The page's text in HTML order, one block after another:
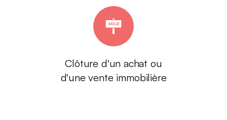
Clôture d'un achat ou
d'une vente immobilière